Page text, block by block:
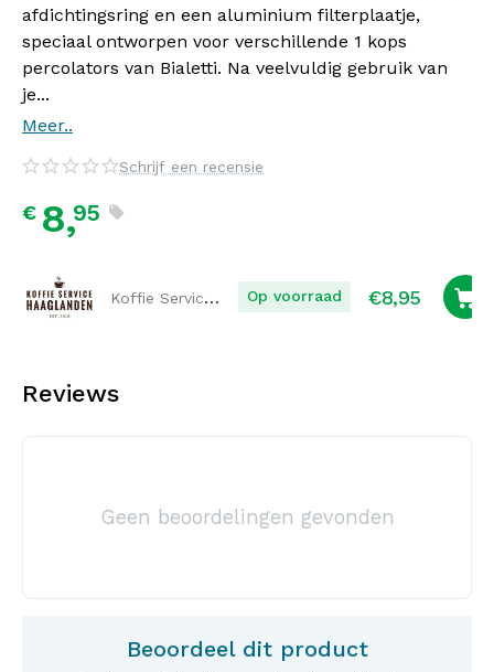
afdichtingsring en een aluminium filterplaatje,
speciaal ontworpen voor verschillende 1 kops
percolators van Bialetti. Na veelvuldig gebruik van
je...
Meer..
Schrijf een recensie
€ 8,95
Koffie Service Haaglanden Op voorraad €8,95
Reviews
Geen beoordelingen gevonden
Beoordeel dit product